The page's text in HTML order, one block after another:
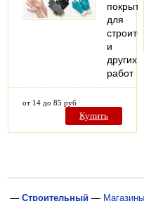
для
и
других
работ
от 14 до 85 руб
Купить
— Строительный —